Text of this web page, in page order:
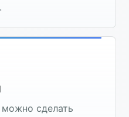
сделать